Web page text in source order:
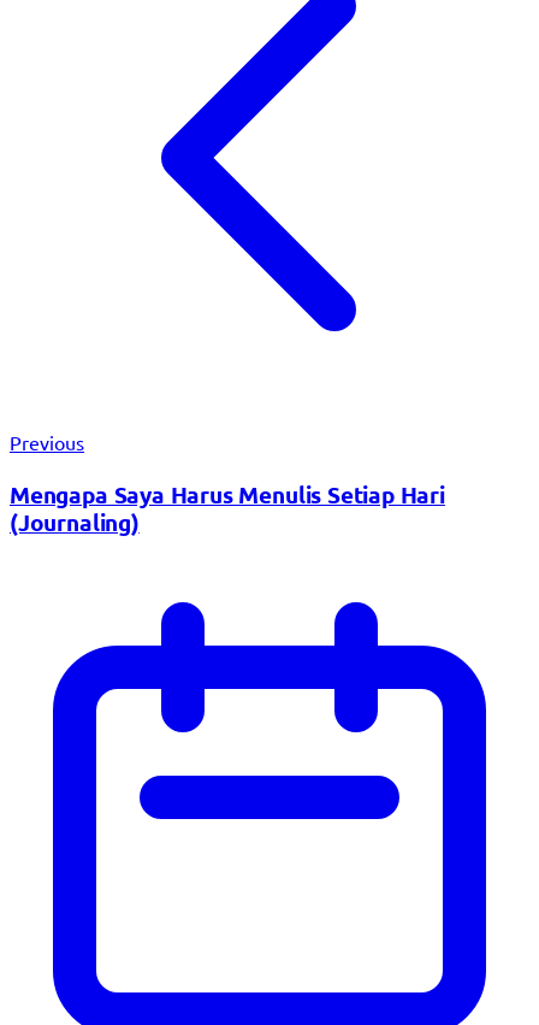
Previous
Mengapa Saya Harus Menulis Setiap Hari
(Journaling)